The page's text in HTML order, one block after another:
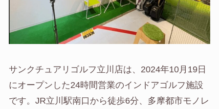
サンクチュアリゴルフ立川店は、2024年10月19日
にオープンした24時間営業のインドアゴルフ施設
です。JR立川駅南口から徒歩6分、多摩都市モノレ